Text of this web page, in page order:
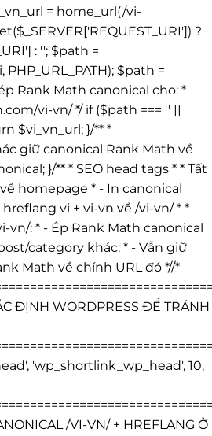
= home_url('/vi-
?
: ''; $path =
$path =
Rank Math canonical cho: *
vi-vn/ */ if ($path === '' ||
$vi_vn_url; }/** *
giữ canonical Rank Math về
}/** * SEO head tags * * Tất
homepage * - In canonical
vi + vi-vn về /vi-vn/ * *
vn/: * - Ép Rank Math canonical
category khác: * - Vẫn giữ
Math về chính URL đó *//*
ĐỊNH WORDPRESS ĐỂ TRÁNH
'wp_shortlink_wp_head', 10,
/VI-VN/ + HREFLANG Ở